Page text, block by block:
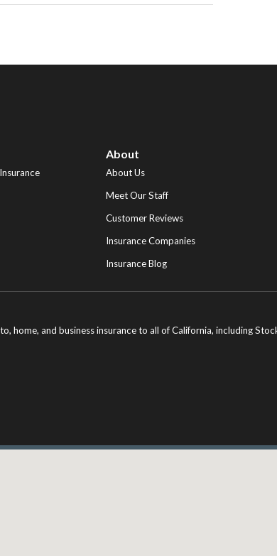
About
About Us
Meet Our Staff
Customer Reviews
Insurance Companies
Insurance Blog
home, and business insurance to all of California, including